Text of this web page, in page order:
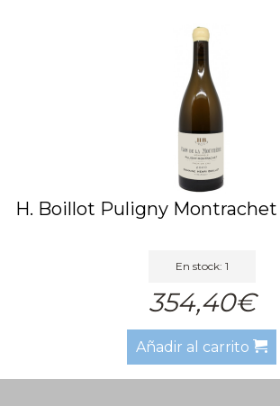
H. Boillot Puligny Montrachet
En stock: 1
354,40€
Añadir al carrito